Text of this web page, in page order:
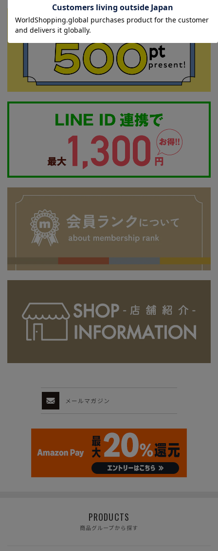
メールマガジン
PRODUCTS
商品グループから探す